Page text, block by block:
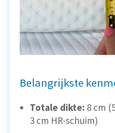
Belangrijkste
Totale dikte: 8 cm
3 cm HR-schuim)